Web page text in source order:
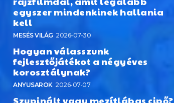
egyszer mindenkinek hallania
kell
MESÉS VILÁG 2026-07-30
Hogyan válasszunk
fejlesztőjátékot a négyéves
korosztálynak?
ANYUSAROK 2026-07-07
Szupinált vagy mezítlábas cipő?